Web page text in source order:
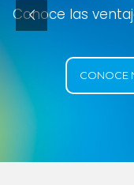
Conoce las
CONOCE